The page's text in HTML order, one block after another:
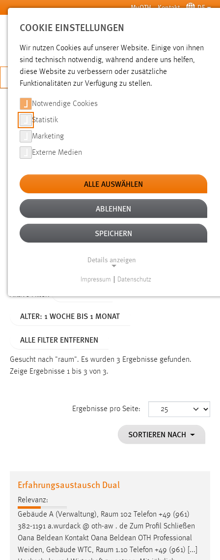
Zum Hauptinhalt springen MyOTH Kontakt DE
SUCHE
JETZT BEWERBEN
SUCHE
FILTER
Typ
Erstellungsdatum
Alter
Aktive Filter:
ALTER: 1 WOCHE BIS 1 MONAT
ALLE FILTER ENTFERNEN
Gesucht nach "raum". Es wurden 3 Ergebnisse gefunden.
Zeige Ergebnisse 1 bis 3 von 3.
Ergebnisse pro Seite:
SORTIEREN NACH
Erfahrungsaustausch Dual
Relevanz:
Gebäude A (Verwaltung), Raum 102 Telefon +49 (961)
382-1191 a.wurdack @ oth-aw . de Zum Profil Schließen
Oana Beldean Kontakt Oana Beldean OTH Professional
Weiden, Gebäude WTC, Raum 1.10 Telefon +49 (961) [...]
COOKIE EINSTELLUNGEN
Wir nutzen Cookies auf unserer Website. Einige von ihnen
sind technisch notwendig, während andere uns helfen,
diese Website zu verbessern oder zusätzliche
Funktionalitäten zur Verfügung zu stellen.
Notwendige Cookies
Statistik
Marketing
Externe Medien
ALLE AUSWÄHLEN
ABLEHNEN
SPEICHERN
Details anzeigen
Funktionen und sind für die einwandfreie Funktion der
Name:
Dieser Cookie speichert die ausgewählten Einverständnis-
Name:
staticfilecache
Zweck:
Für performante Seitenauslieferung wird in diesem Cookie
gespeichert, ob man eingeloggt ist.
Impressum Datenschutz